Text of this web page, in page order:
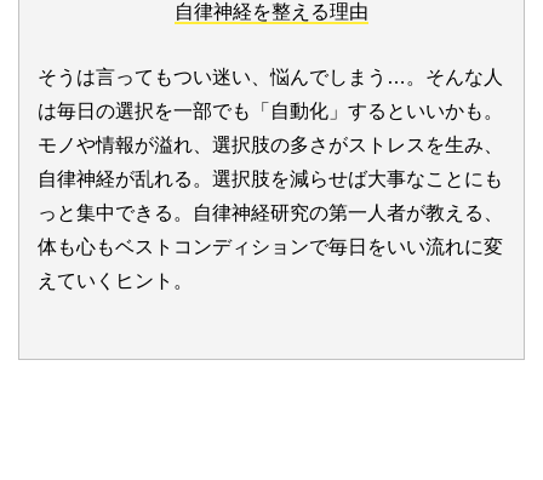
自律神経を整える理由
そうは言ってもつい迷い、悩んでしまう…。そんな人
は毎日の選択を一部でも「自動化」するといいかも。
モノや情報が溢れ、選択肢の多さがストレスを生み、
自律神経が乱れる。選択肢を減らせば大事なことにも
っと集中できる。自律神経研究の第一人者が教える、
体も心もベストコンディションで毎日をいい流れに変
えていくヒント。